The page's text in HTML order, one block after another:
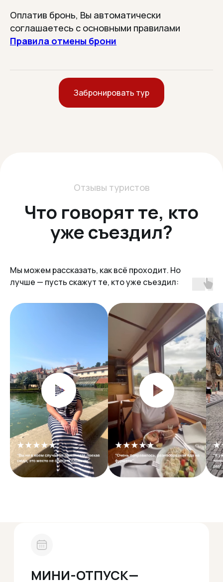
Оплатив бронь, Вы автоматически
соглашаетесь с основными правилами
Правила отмены брони
Забронировать тур
Мы можем рассказать, как всё проходит. Но
лучше — пусть скажут те, кто уже съездил:
От транспорта до прогулок.
Без неожиданных доплат
после брони.
Остаются очень довольны и
рекомендуют нас друзьям
Более 4000 человек уже ездили с
нами. Многие едут снова, потому что
чувствуют себя комфортно,
безопасно и отлично отдыхают с
С 2016 года мы организуем
автобусные туры по Европе из
Польши. Нам важно не просто довезти
Мы хотим чтобы вы по-
настоящему отдохнули
недорого и без суеты
О нас